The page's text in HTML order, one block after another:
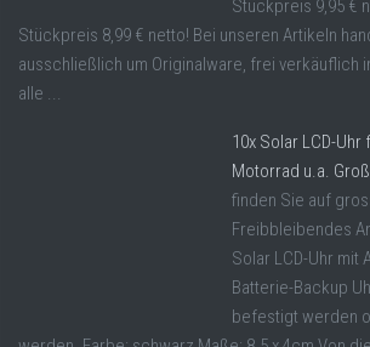
Stückpreis 9,95 €
Stückpreis 8,99 € netto! Bei unseren Artikeln
ausschließlich um Originalware, frei verkäuflich
alle ...
10x Solar LCD-Uhr
Motorrad u.a.
finden Sie auf
Freibbleibendes
Solar LCD-Uhr mit
Batterie-Backup
befestigt werden